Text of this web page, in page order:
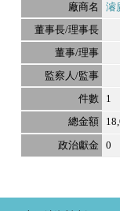
濬
1
0